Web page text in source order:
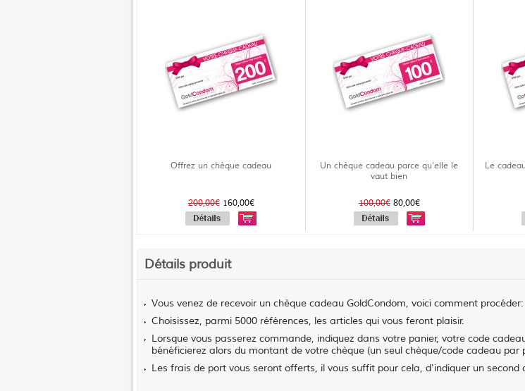
Offrez un chèque cadeau
200,00€160,00€
Un chèque cadeau parce qu'elle le
vaut bien
100,00€80,00€
Le
Détails produit
Vous venez de recevoir un chèque cadeau GoldCondom, voici comment procéder:
Choisissez, parmi 5000 références, les articles qui vous feront plaisir.
Lorsque vous passerez commande, indiquez dans votre panier, votre code
bénéficierez alors du montant de votre chèque (un seul chèque/code cadeau par
Les frais de port vous seront offerts, il vous suffit pour cela, d'indiquer un second